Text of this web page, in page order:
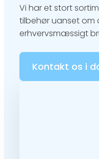
Vi har et stort
tilbehør uanset om
erhvervsmæssigt
Kontakt os i